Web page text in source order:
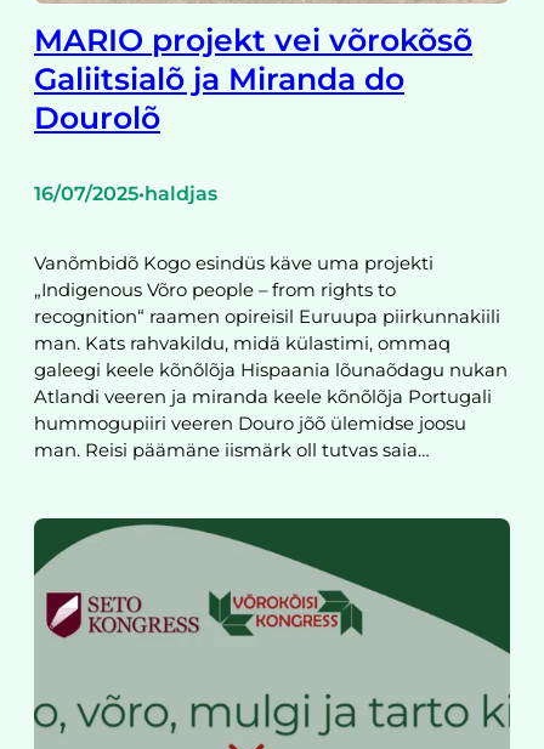
MARIO projekt vei võrokõsõ
Galiitsialõ ja Miranda do
Dourolõ
16/07/2025•haldjas
Vanõmbidõ Kogo esindüs käve uma projekti
„Indigenous Võro people – from rights to
recognition“ raamen opireisil Euruupa piirkunnakiili
man. Kats rahvakildu, midä külastimi, ommaq
galeegi keele kõnõlõja Hispaania lõunaõdagu nukan
Atlandi veeren ja miranda keele kõnõlõja Portugali
hummogupiiri veeren Douro jõõ ülemidse joosu
man. Reisi päämäne iismärk oll tutvas saia…